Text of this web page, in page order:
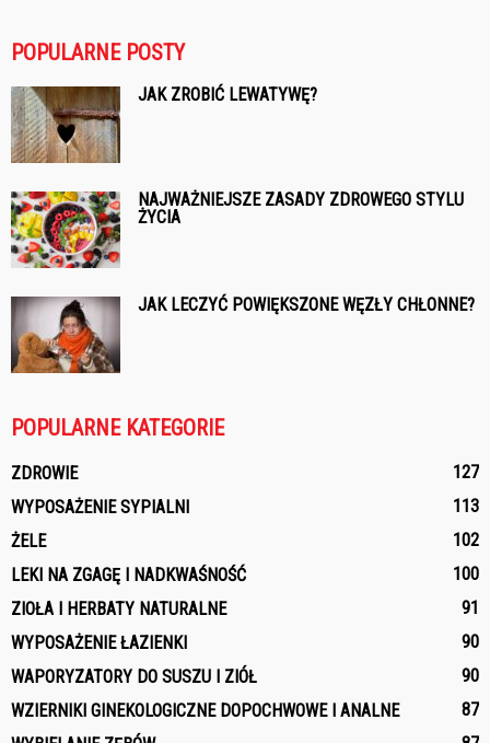
POPULARNE POSTY
JAK ZROBIĆ LEWATYWĘ?
NAJWAŻNIEJSZE ZASADY ZDROWEGO STYLU
ŻYCIA
JAK LECZYĆ POWIĘKSZONE WĘZŁY CHŁONNE?
POPULARNE KATEGORIE
ZDROWIE
127
WYPOSAŻENIE SYPIALNI
113
ŻELE
102
LEKI NA ZGAGĘ I NADKWAŚNOŚĆ
100
ZIOŁA I HERBATY NATURALNE
91
WYPOSAŻENIE ŁAZIENKI
90
WAPORYZATORY DO SUSZU I ZIÓŁ
90
WZIERNIKI GINEKOLOGICZNE DOPOCHWOWE I ANALNE
87